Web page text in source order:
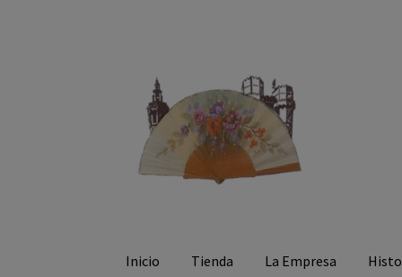
Inicio Tienda La Empresa